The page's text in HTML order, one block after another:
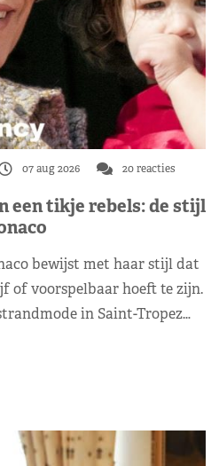
07 aug 2026 20 reacties
een tikje rebels: de stijl
bewijst met haar stijl dat
of voorspelbaar hoeft te zijn.
in Saint-Tropez…